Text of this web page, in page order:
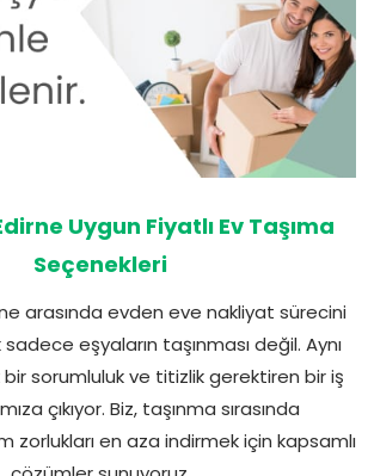
Uygun Fiyatlı Ev Taşıma
Seçenekleri
arasında evden eve nakliyat sürecini
eşyaların taşınması değil. Aynı
sorumluluk ve titizlik gerektiren bir iş
çıkıyor. Biz, taşınma sırasında
zorlukları en aza indirmek için kapsamlı